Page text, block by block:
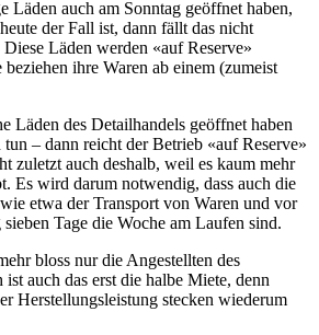
Läden auch am Sonntag geöffnet haben,
der Fall ist, dann fällt das nicht
Läden werden «auf Reserve»
beziehen ihre Waren ab einem (zumeist
Läden des Detailhandels geöffnet haben
– dann reicht der Betrieb «auf Reserve»
zuletzt auch deshalb, weil es kaum mehr
Es wird darum notwendig, dass auch die
etwa der Transport von Waren und vor
Tage die Woche am Laufen sind.
bloss nur die Angestellten des
auch das erst die halbe Miete, denn
Herstellungsleistung stecken wiederum